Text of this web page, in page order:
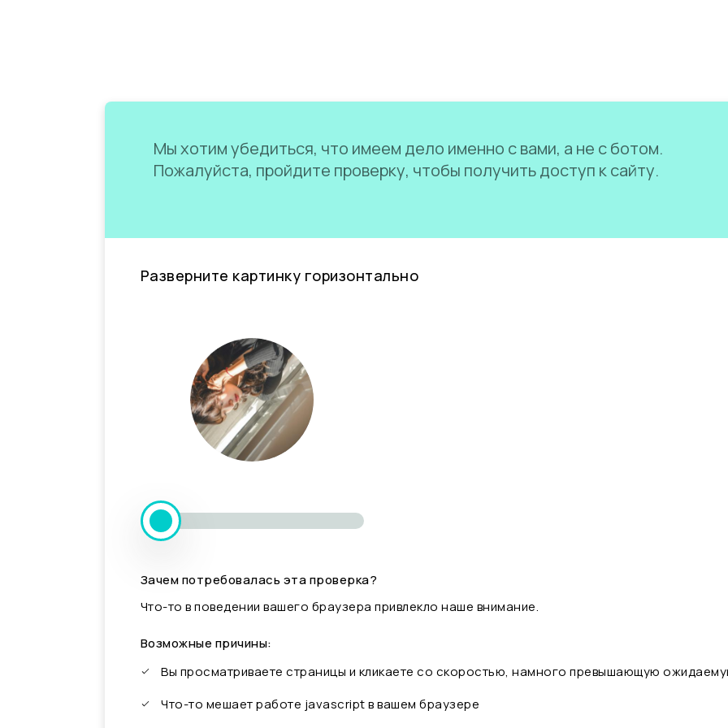
Мы хотим убедиться, что имеем дело именно с вами, а не с ботом.
Пожалуйста, пройдите проверку, чтобы получить доступ к сайту.
Разверните картинку горизонтально
Зачем потребовалась эта проверка?
Что-то в поведении вашего браузера привлекло наше внимание.
Возможные причины:
Вы просматриваете страницы и кликаете со скоростью, намного превышающую
Что-то мешает работе javascript в вашем браузере